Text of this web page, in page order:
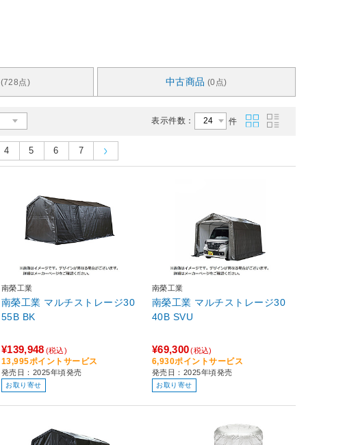
(728点) 中古商品 (0点)
表示件数： 件
4 5 6 7
南榮工業
南榮工業 マルチストレージ30
55B BK
¥139,948 (税込)
13,995ポイントサービス
発売日：2025年頃発売
お取り寄せ
南榮工業
南榮工業 マルチストレージ30
40B SVU
¥69,300(税込)
6,930ポイントサービス
発売日：2025年頃発売
お取り寄せ